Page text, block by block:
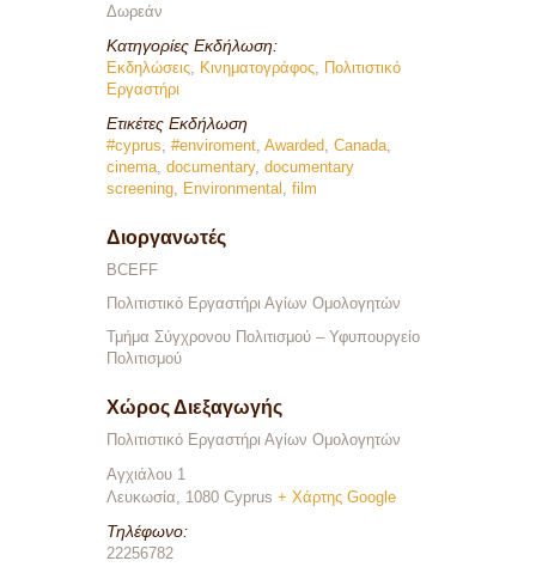
Δωρεάν
Κατηγορίες Εκδήλωση:
Εκδηλώσεις Κινηματογράφος Πολιτιστικό
Εργαστήρι
Ετικέτες Εκδήλωση
#cyprus #enviroment Awarded Canada
cinema documentary, documentary
screening Environmental film
Διοργανωτές
BCEFF
Πολιτιστικό Εργαστήρι Αγίων Ομολογητών
Τμήμα Σύγχρονου Πολιτισμού – Υφυπουργείο
Πολιτισμού
Χώρος Διεξαγωγής
Πολιτιστικό Εργαστήρι Αγίων Ομολογητών
Αγχιάλου 1
Λευκωσία
1080 Cyprus + Χάρτης Google
Τηλέφωνο:
22256782